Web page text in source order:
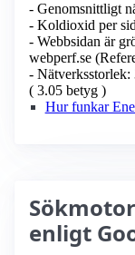
- Genomsnittligt
- Koldioxid per
- Webbsidan är
webperf.se
-
( 3.05 betyg )
Hur funkar
enligt